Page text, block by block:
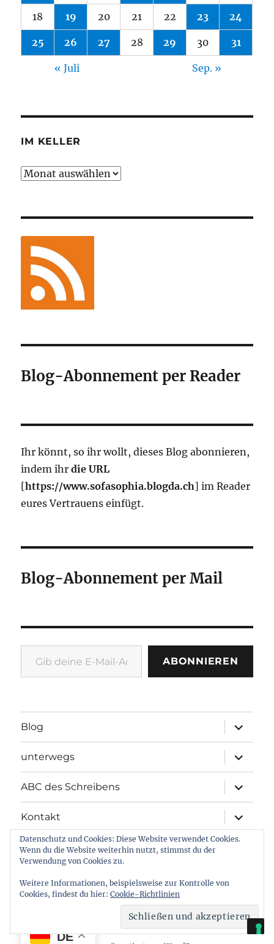
18 19 20 21 22 23 24
25 26 27 28 29 30 31
« Juli Sep. »
IM KELLER
Im
Blog-Abonnement per Reader
Ihr könnt, so ihr wollt, dieses Blog abonnieren,
indem ihrdie URL
[https://www.sofasophia.blogda.ch] im Reader
eures Vertrauens einfügt.
Blog-Abonnement per Mail
Gib deine E-Mail-Adresse ein ...
ABONNIEREN
Blog
öffnen
unterwegs
öffnen
ABC des Schreibens
öffnen
Kontakt
öffnen
Meine Projekte
Gemeinschaftsprojekte
öffnen
DE
Datenschutz und Cookies: Diese Website verwendet Cookies.
Wenn du die Website weiterhin nutzt, stimmst du der
Verwendung von Cookies zu.
Weitere Informationen, beispielsweise zur Kontrolle von
Cookies, findest du hier: Cookie-Richtlinien